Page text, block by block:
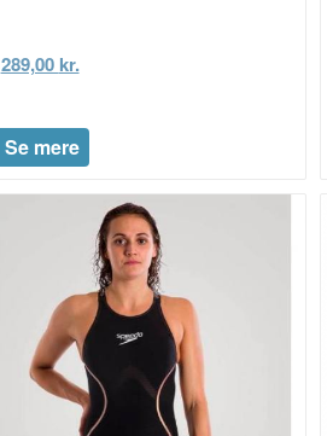
289,00 kr.
Se mere